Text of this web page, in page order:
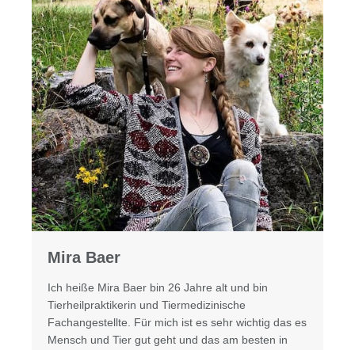
Mira Baer
Ich heiße Mira Baer bin 26 Jahre alt und bin
Tierheilpraktikerin und Tiermedizinische
Fachangestellte. Für mich ist es sehr wichtig das es
Mensch und Tier gut geht und das am besten in